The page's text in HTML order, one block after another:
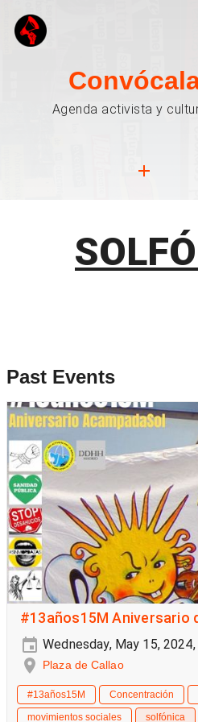
Agenda activista y
Past Events
#13años15M Aniversario
Wednesday, May 15,
Plaza de Callao
#13años15M Concentración
movimientos sociales
solfónica